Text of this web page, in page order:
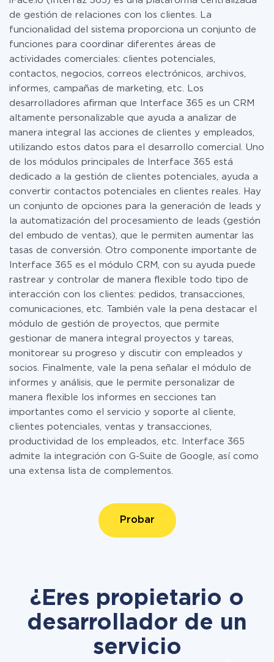
tarifas.
de gestión de relaciones con los clientes. La
funcionalidad del sistema proporciona un conjunto de
funciones para coordinar diferentes áreas de
actividades comerciales: clientes potenciales,
contactos, negocios, correos electrónicos, archivos,
informes, campañas de marketing, etc. Los
desarrolladores afirman que Interface 365 es un CRM
altamente personalizable que ayuda a analizar de
manera integral las acciones de clientes y empleados,
utilizando estos datos para el desarrollo comercial. Uno
de los módulos principales de Interface 365 está
dedicado a la gestión de clientes potenciales, ayuda a
convertir contactos potenciales en clientes reales. Hay
un conjunto de opciones para la generación de leads y
la automatización del procesamiento de leads (gestión
del embudo de ventas), que le permiten aumentar las
tasas de conversión. Otro componente importante de
Interface 365 es el módulo CRM, con su ayuda puede
rastrear y controlar de manera flexible todo tipo de
interacción con los clientes: pedidos, transacciones,
comunicaciones, etc. También vale la pena destacar el
módulo de gestión de proyectos, que permite
gestionar de manera integral proyectos y tareas,
monitorear su progreso y discutir con empleados y
socios. Finalmente, vale la pena señalar el módulo de
informes y análisis, que le permite personalizar de
manera flexible los informes en secciones tan
importantes como el servicio y soporte al cliente,
clientes potenciales, ventas y transacciones,
productividad de los empleados, etc. Interface 365
admite la integración con G-Suite de Google, así como
una extensa lista de complementos.
Probar
¿Eres propietario o
desarrollador de un
servicio